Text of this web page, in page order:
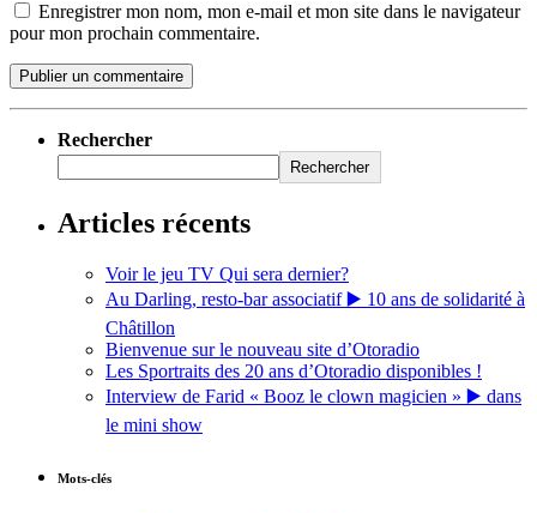
Enregistrer mon nom, mon e-mail et mon site dans le navigateur
pour mon prochain commentaire.
Rechercher
Rechercher
Articles récents
Voir le jeu TV Qui sera dernier?
Au Darling, resto-bar associatif ▶️ 10 ans de solidarité à
Châtillon
Bienvenue sur le nouveau site d’Otoradio
Les Sportraits des 20 ans d’Otoradio disponibles !
Interview de Farid « Booz le clown magicien » ▶️ dans
le mini show
Mots-clés